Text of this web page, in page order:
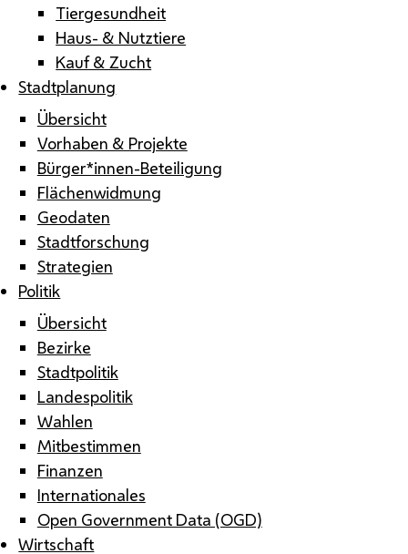
Tiergesundheit
Haus- & Nutztiere
Kauf & Zucht
Stadtplanung
Übersicht
Vorhaben & Projekte
Bürger*innen-Beteiligung
Flächenwidmung
Geodaten
Stadtforschung
Strategien
Politik
Übersicht
Bezirke
Stadtpolitik
Landespolitik
Wahlen
Mitbestimmen
Finanzen
Internationales
Open Government Data (OGD)
Wirtschaft